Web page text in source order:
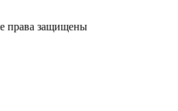
права защищены